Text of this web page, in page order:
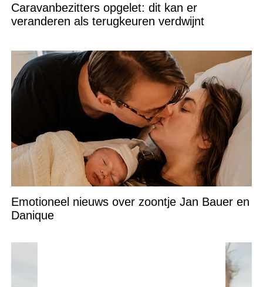
Caravanbezitters opgelet: dit kan er
veranderen als terugkeuren verdwijnt
Emotioneel nieuws over zoontje Jan Bauer en
Danique